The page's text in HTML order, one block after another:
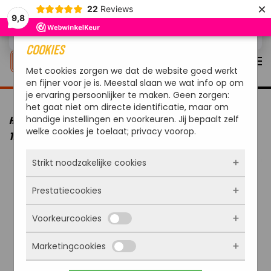
9,8
22 Reviews ×
Overslaan en naar de inhoud gaan
HOME MERKEN YAKINIKU
YAKINIKU BBQ ACCESSOIRE
TANDOORREK MET 6 HAKEN EN SPIEZEN
COOKIES
Met cookies zorgen we dat de website goed werkt
en fijner voor je is. Meestal slaan we wat info op om
je ervaring persoonlijker te maken. Geen zorgen:
het gaat niet om directe identificatie, maar om
handige instellingen en voorkeuren. Jij bepaalt zelf
welke cookies je toelaat; privacy voorop.
Strikt noodzakelijke cookies
Deze cookies zorgen ervoor dat de website
überhaupt werkt. Ze zijn dus altijd actief en
kunnen niet worden uitgezet. Meestal worden
ze alleen geplaatst als jij iets doet, zoals
inloggen, een formulier invullen of je
privacyvoorkeuren opslaan. Je kunt je browser
zo instellen dat hij deze cookies blokkeert of je
Prestatiecookies
Met deze cookies zien we hoe vaak onze site
bezocht wordt, waar bezoekers vandaan
komen en welke pagina’s populair zijn. Zo
kunnen we de website blijven verbeteren.
Voorkeurcookies
Deze cookies onthouden jouw voorkeuren.
Bijvoorbeeld taalkeuze of ingevulde gegevens.
Marketingcookies